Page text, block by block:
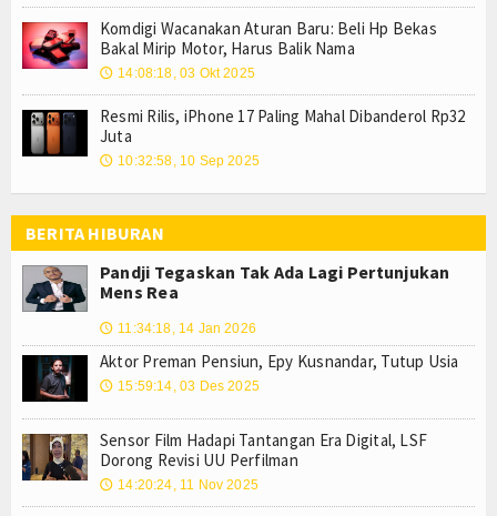
Komdigi Wacanakan Aturan Baru: Beli Hp Bekas
Bakal Mirip Motor, Harus Balik Nama
🕔 14:08:18, 03 Okt 2025
Resmi Rilis, iPhone 17 Paling Mahal Dibanderol Rp32
Juta
🕔 10:32:58, 10 Sep 2025
BERITA HIBURAN
Pandji Tegaskan Tak Ada Lagi Pertunjukan
Mens Rea
🕔 11:34:18, 14 Jan 2026
Aktor Preman Pensiun, Epy Kusnandar, Tutup Usia
🕔 15:59:14, 03 Des 2025
Sensor Film Hadapi Tantangan Era Digital, LSF
Dorong Revisi UU Perfilman
🕔 14:20:24, 11 Nov 2025